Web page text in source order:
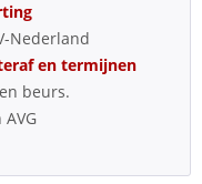
Nederland
en termijnen
beurs.